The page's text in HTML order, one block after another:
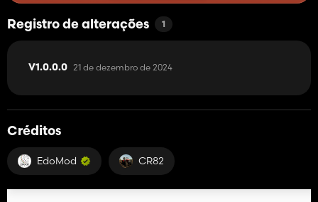
Registro de alterações 1
V1.0.0.0 21 de dezembro de 2024
Créditos
EdoMod CR82